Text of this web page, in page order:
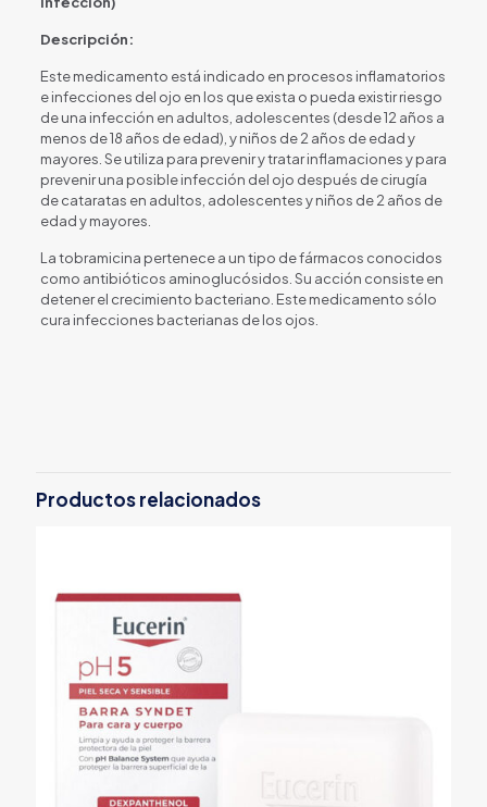
Descripción:
Este medicamento está indicado en procesos inflamatorios
e infecciones del ojo en los que exista o pueda existir riesgo
de una infección en adultos, adolescentes (desde 12 años a
menos de 18 años de edad), y niños de 2 años de edad y
mayores. Se utiliza para prevenir y tratar inflamaciones y para
prevenir una posible infección del ojo después de cirugía
de cataratas en adultos, adolescentes y niños de 2 años de
edad y mayores.
La tobramicina pertenece a un tipo de fármacos conocidos
como antibióticos aminoglucósidos. Su acción consiste en
detener el crecimiento bacteriano. Este medicamento sólo
cura infecciones bacterianas de los ojos.
Productos relacionados